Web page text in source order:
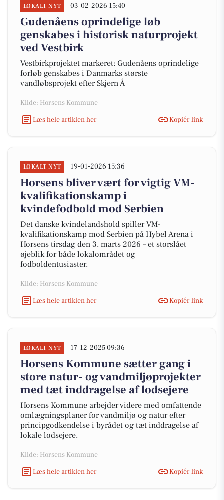
LOKALT NYT 03-02-2026 15:40
Gudenåens oprindelige løb
genskabes i historisk naturprojekt
ved Vestbirk
Vestbirkprojektet markeret: Gudenåens oprindelige
forløb genskabes i Danmarks største
vandløbsprojekt efter Skjern Å
Kilde: Horsens Kommune
Læs hele artiklen her
Kopiér link
LOKALT NYT 19-01-2026 15:36
Horsens bliver vært for vigtig VM-
kvalifikationskamp i
kvindefodbold mod Serbien
Det danske kvindelandshold spiller VM-
kvalifikationskamp mod Serbien på Hybel Arena i
Horsens tirsdag den 3. marts 2026 – et storslået
øjeblik for både lokalområdet og
fodboldentusiaster.
Kilde: Horsens Kommune
Læs hele artiklen her
Kopiér link
LOKALT NYT 17-12-2025 09:36
Horsens Kommune sætter gang i
store natur- og vandmiljøprojekter
med tæt inddragelse af lodsejere
Horsens Kommune arbejder videre med omfattende
omlægningsplaner for vandmiljø og natur efter
principgodkendelse i byrådet og tæt inddragelse af
lokale lodsejere.
Kilde: Horsens Kommune
Læs hele artiklen her
Kopiér link